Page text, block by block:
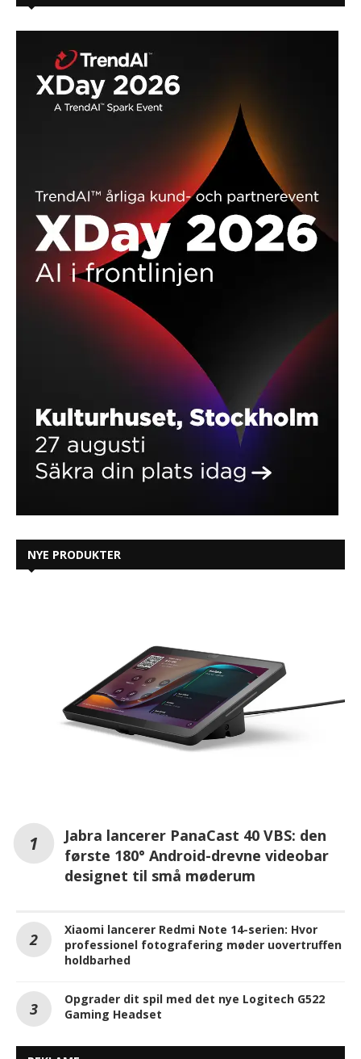
NYE PRODUKTER
Jabra lancerer PanaCast 40 VBS: den
første 180° Android-drevne videobar
designet til små møderum
Xiaomi lancerer Redmi Note 14-serien: Hvor
professionel fotografering møder uovertruffen
holdbarhed
Opgrader dit spil med det nye Logitech G522
Gaming Headset